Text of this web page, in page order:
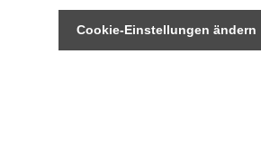
Cookie-Einstellungen ändern